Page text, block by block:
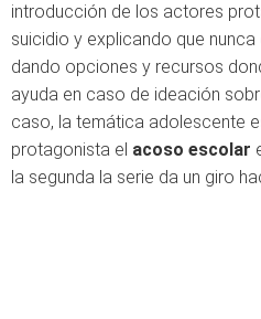
introducción de los actores
suicidio y explicando que
dando opciones y recursos
ayuda en caso de ideación
caso, la temática adolescente
protagonista el acoso escolar
la segunda la serie da un giro